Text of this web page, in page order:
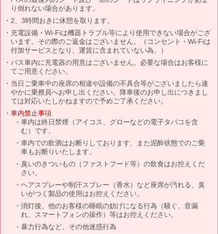
り倒れない場合があります。
2、3時間おきに休憩を取ります。
充電設備・Wi-Fiは機器トラブル等により使用できない場合がござ
います。その際のご返金はございません。（コンセント・Wi-Fiは
付加サービスとなり、運賃に含まれていない為。）
バス車内に充電器の用意はございません。必要な場合はお客様に
てご用意ください。
当日ご乗車中の座席の相違や設備の不具合等がございましたら速
やかに乗務員へお申し出ください。降車後のお申し出につきまし
ては対応いたしかねますので予めご了承ください。
車内禁止事項
車内は終日禁煙（アイコス、グローなどの電子タバコを含
む）です。
車内での飲酒はお断りしております、また泥酔状態でのご乗
車もお断りいたします。
臭いのきついもの（ファストフード等）の飲食はお控えくだ
さい。
ヘアスプレーや制汗スプレー（香水）など座席が汚れる、臭
いがつく製品の使用はお控えください。
消灯後、他のお客様の睡眠の妨げになる行為（騒ぐ、音漏
れ、スマートフォンの操作）等はお控えください。
暴力行為など、その他迷惑行為